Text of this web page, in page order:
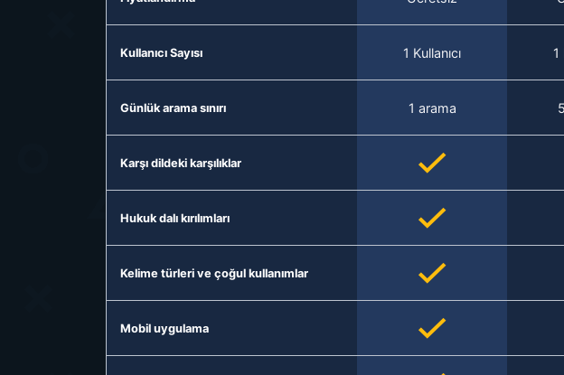
Kullanıcı Sayısı 1 Kullanıcı 1
Günlük arama sınırı 1 arama
Karşı dildeki karşılıklar
Hukuk dalı kırılımları
Kelime türleri ve çoğul kullanımlar
Mobil uygulama